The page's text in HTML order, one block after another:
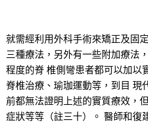
就需經利用外科手術來矯正及固
三種療法，另外有一些附加療法
程度的脊 椎側彎患者都可以加以
脊椎治療、瑜珈運動等，到目 現
前都無法證明上述的實質療效，
症狀等等（註三十）。 醫師和復